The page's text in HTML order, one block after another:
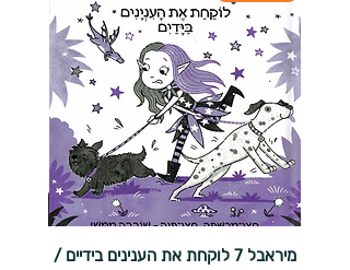
מיראבל 7 לוקחת את הענינים בידיים /